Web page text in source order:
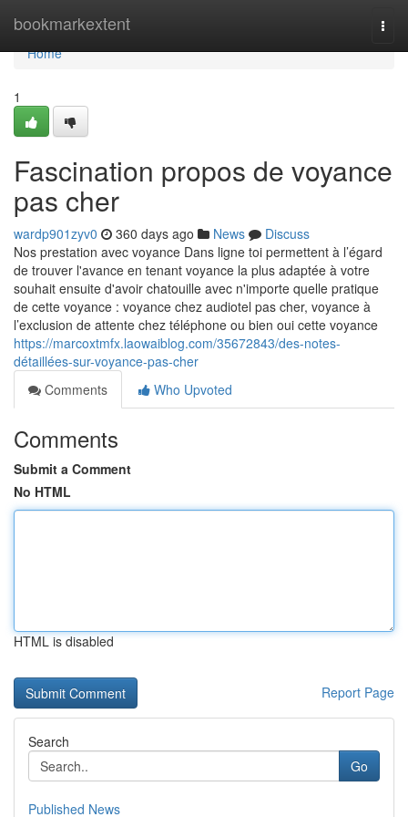
bookmarkextent
Home
Home
1
Fascination propos de voyance
pas cher
wardp901zyv0 360 days ago News
Discuss
Nos prestation avec voyance Dans ligne toi permettent à l’égard
de trouver l'avance en tenant voyance la plus adaptée à votre
souhait ensuite d'avoir chatouille avec n'importe quelle pratique
de cette voyance : voyance chez audiotel pas cher, voyance à
l’exclusion de attente chez téléphone ou bien oui cette voyance
https://marcoxtmfx.laowaiblog.com/35672843/des-notes-
détaillées-sur-voyance-pas-cher
Comments
Who Upvoted
Comments
Submit a Comment
No HTML
HTML is disabled
Report Page
Search
Go
Published News